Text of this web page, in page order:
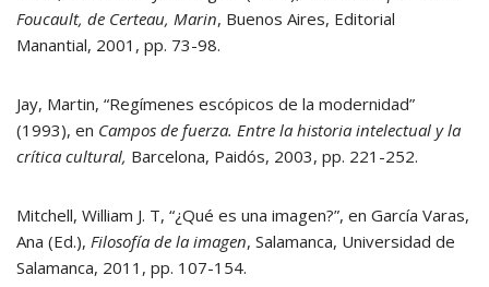
Foucault, de Certeau, Marin, Buenos Aires, Editorial
Manantial, 2001, pp. 73-98.
Jay, Martin, “Regímenes escópicos de la modernidad”
(1993), en Campos de fuerza. Entre la historia intelectual y la
crítica cultural, Barcelona, Paidós, 2003, pp. 221-252.
Mitchell, William J. T, “¿Qué es una imagen?”, en García Varas,
Ana (Ed.), Filosofía de la imagen, Salamanca, Universidad de
Salamanca, 2011, pp. 107-154.